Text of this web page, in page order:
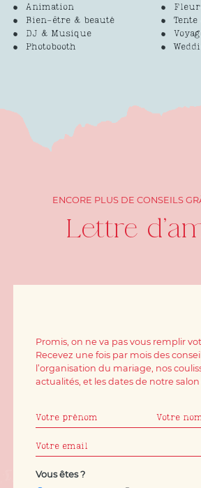
Animation
Bien-être & beauté
DJ & Musique
Photobooth
ENCORE PLUS DE CONSEILS
Lettre
Vous êtes ?
Promis, on ne va pas vous remplir
Recevez une fois par mois des
l’organisation du mariage, nos
actualités, et les dates de notre